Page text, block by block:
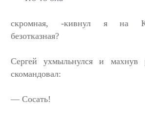
скромная, -кивнул я на
безотказная?
Сергей ухмыльнулся и махнув
скомандовал:
— Сосать!